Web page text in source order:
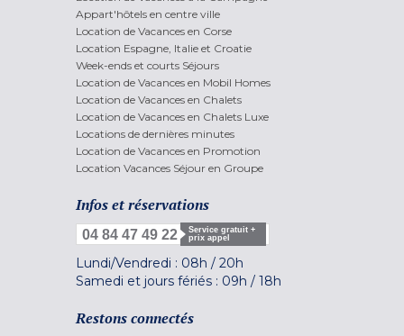
Appart'hôtels en centre ville
Location de Vacances en Corse
Location Espagne, Italie et Croatie
Week-ends et courts Séjours
Location de Vacances en Mobil Homes
Location de Vacances en Chalets
Location de Vacances en Chalets Luxe
Locations de dernières minutes
Location de Vacances en Promotion
Location Vacances Séjour en Groupe
Infos et réservations
04 84 47 49 22
Service gratuit +
prix appel
Lundi/Vendredi : 08h / 20h
Samedi et jours fériés : 09h / 18h
Restons connectés